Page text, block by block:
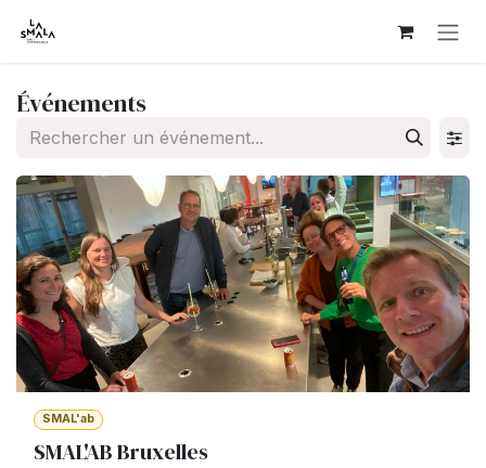
Événements
SMAL'ab
SMAL'AB Bruxelles